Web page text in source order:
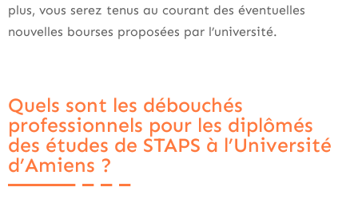
plus, vous serez tenus au courant des éventuelles
nouvelles bourses proposées par l’université.
Quels sont les débouchés
professionnels pour les diplômés
des études de STAPS à l’Université
d’Amiens ?